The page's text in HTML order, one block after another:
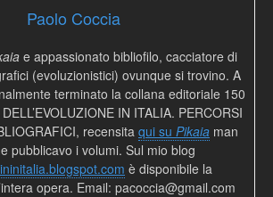
Paolo Coccia
e appassionato bibliofilo, cacciatore di
(evoluzionistici) ovunque si trovino. A
terminato la collana editoriale 150
IN ITALIA. PERCORSI
recensita qui su Pikaia man
pubblicavo i volumi. Sul mio blog
è disponibile la
opera. Email: pacoccia@gmail.com